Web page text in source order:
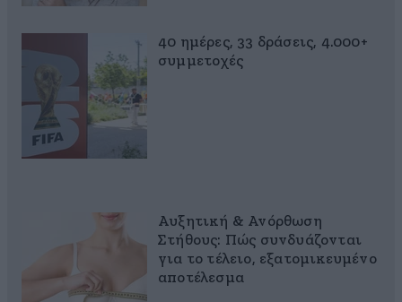
40 ημέρες, 33 δράσεις, 4.000+
συμμετοχές
Αυξητική & Ανόρθωση
Στήθους: Πώς συνδυάζονται
για το τέλειο, εξατομικευμένο
αποτέλεσμα